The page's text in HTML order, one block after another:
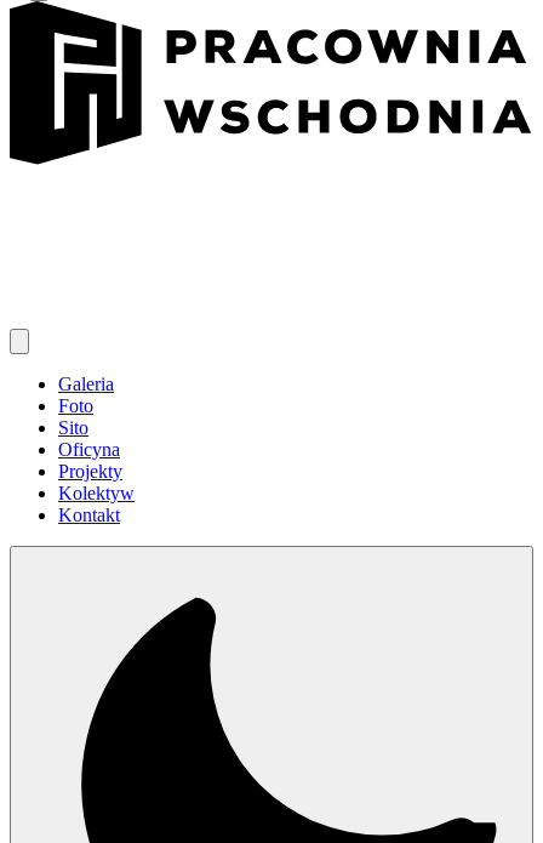
Galeria
Foto
Sito
Oficyna
Projekty
Kolektyw
Kontakt